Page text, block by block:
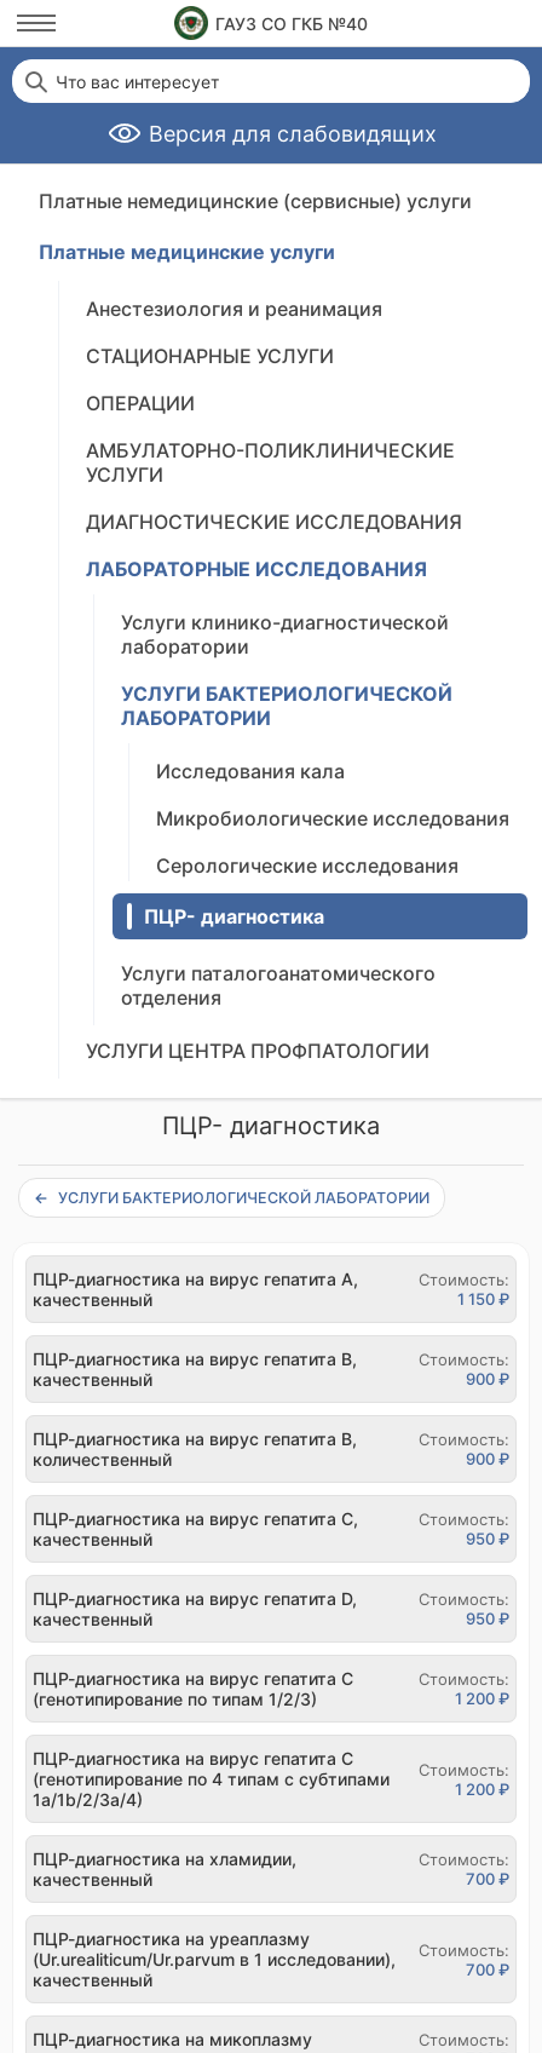
ГАУЗ СО ГКБ №40
Версия для слабовидящих
Что вас интересует
Платные немедицинские (сервисные) услуги
Платные медицинские услуги
Анестезиология и реанимация
СТАЦИОНАРНЫЕ УСЛУГИ
ОПЕРАЦИИ
АМБУЛАТОРНО-ПОЛИКЛИНИЧЕСКИЕ
УСЛУГИ
ДИАГНОСТИЧЕСКИЕ ИССЛЕДОВАНИЯ
ЛАБОРАТОРНЫЕ ИССЛЕДОВАНИЯ
Услуги клинико-диагностической
лаборатории
УСЛУГИ БАКТЕРИОЛОГИЧЕСКОЙ
ЛАБОРАТОРИИ
Исследования кала
Микробиологические исследования
Серологические исследования
ПЦР- диагностика
Услуги паталогоанатомического
отделения
УСЛУГИ ЦЕНТРА ПРОФПАТОЛОГИИ
ПЦР- диагностика
УСЛУГИ БАКТЕРИОЛОГИЧЕСКОЙ ЛАБОРАТОРИИ
ПЦР-диагностика на вирус гепатита А,
качественный
Стоимость:
1 150 ₽
ПЦР-диагностика на вирус гепатита В,
качественный
Стоимость:
900 ₽
ПЦР-диагностика на вирус гепатита В,
количественный
Стоимость:
900 ₽
ПЦР-диагностика на вирус гепатита С,
качественный
Стоимость:
950 ₽
ПЦР-диагностика на вирус гепатита D,
качественный
Стоимость:
950 ₽
ПЦР-диагностика на вирус гепатита С
(генотипирование по типам 1/2/3)
Стоимость:
1 200 ₽
ПЦР-диагностика на вирус гепатита С
(генотипирование по 4 типам с субтипами
1а/1b/2/3а/4)
Стоимость:
1 200 ₽
ПЦР-диагностика на хламидии,
качественный
Стоимость:
700 ₽
ПЦР-диагностика на уреаплазму
(Ur.urealiticum/Ur.parvum в 1 исследовании),
качественный
Стоимость:
700 ₽
ПЦР-диагностика на микоплазму
Стоимость: